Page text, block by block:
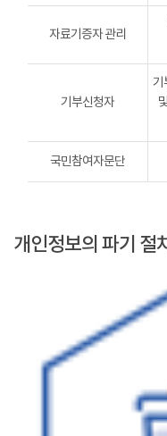
자료기증자 관리
기부신청자
기
국민참여자문단
개인정보의 파기 절